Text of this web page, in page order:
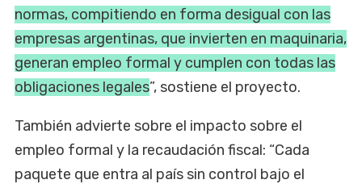
normas, compitiendo en forma desigual con las
empresas argentinas, que invierten en maquinaria,
generan empleo formal y cumplen con todas las
obligaciones legales”, sostiene el proyecto.
También advierte sobre el impacto sobre el
empleo formal y la recaudación fiscal: “Cada
paquete que entra al país sin control bajo el